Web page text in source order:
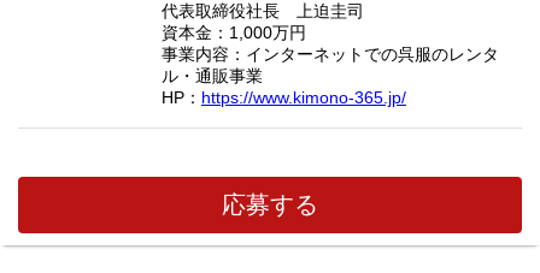
代表取締役社長 上迫圭司
資本金：1,000万円
事業内容：インターネットでの呉服のレンタ
ル・通販事業
HP： https://www.kimono-365.jp/
応募する